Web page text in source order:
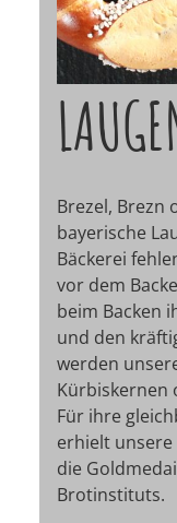
Brezel, Brezn
bayerische
Bäckerei
vor dem
beim Backen
und den
werden
Kürbiskernen
Für ihre
erhielt unsere
die
Brotinstituts.